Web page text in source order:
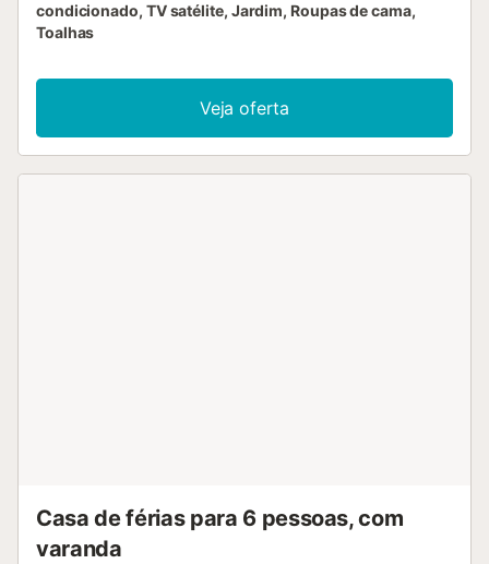
condicionado, TV satélite, Jardim, Roupas de cama,
Toalhas
Veja oferta
Casa de férias para 6 pessoas, com
varanda